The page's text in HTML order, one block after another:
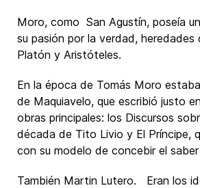
Moro, como San Agustín, poseía
su pasión por la verdad,
Platón y Aristóteles.
En la época de Tomás Moro
de Maquiavelo, que escribió justo
obras principales: los Discursos
década de Tito Livio y El Príncipe,
con su modelo de concebir el
También Martin Lutero. Eran los